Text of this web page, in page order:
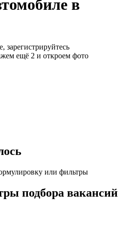
в
зарегистрируйтесь
ещё 2 и откроем фото
или фильтры
подбора вакансий